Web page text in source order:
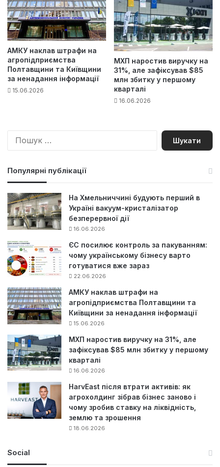
АМКУ наклав штрафи на
агропідприємства
Полтавщини та Київщини
за ненадання інформації
15.06.2026
МХП наростив виручку на
31%, але зафіксував $85
млн збитку у першому
кварталі
16.06.2026
П
Популярні публікації
На Хмельниччині будують перший в
Україні вакуум-кристалізатор
безперервної дії
16.06.2026
ЄС посилює контроль за пакуванням:
чому українському бізнесу варто
готуватися вже зараз
22.06.2026
АМКУ наклав штрафи на
агропідприємства Полтавщини та
Київщини за ненадання інформації
15.06.2026
МХП наростив виручку на 31%, але
зафіксував $85 млн збитку у першому
кварталі
16.06.2026
HarvEast після втрати активів: як
агрохолдинг зібрав бізнес заново і
чому зробив ставку на ліквідність,
землю та зрошення
18.06.2026
Social